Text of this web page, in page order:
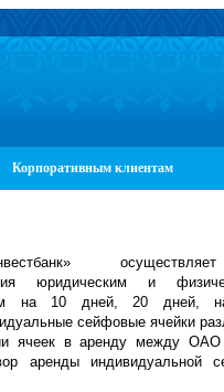
Корпоративным клиентам
юридическим и
на 10 дней, 20 дней,
сейфовые ячейки
ячеек в аренду между ОАО
аренды индивидуальной